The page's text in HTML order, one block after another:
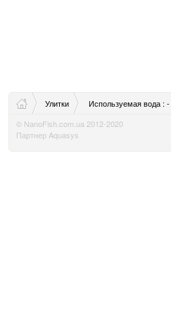
Улитки
Используемая вода : -
© NanoFish.com.ua 2012-2020
Партнер Aquasys